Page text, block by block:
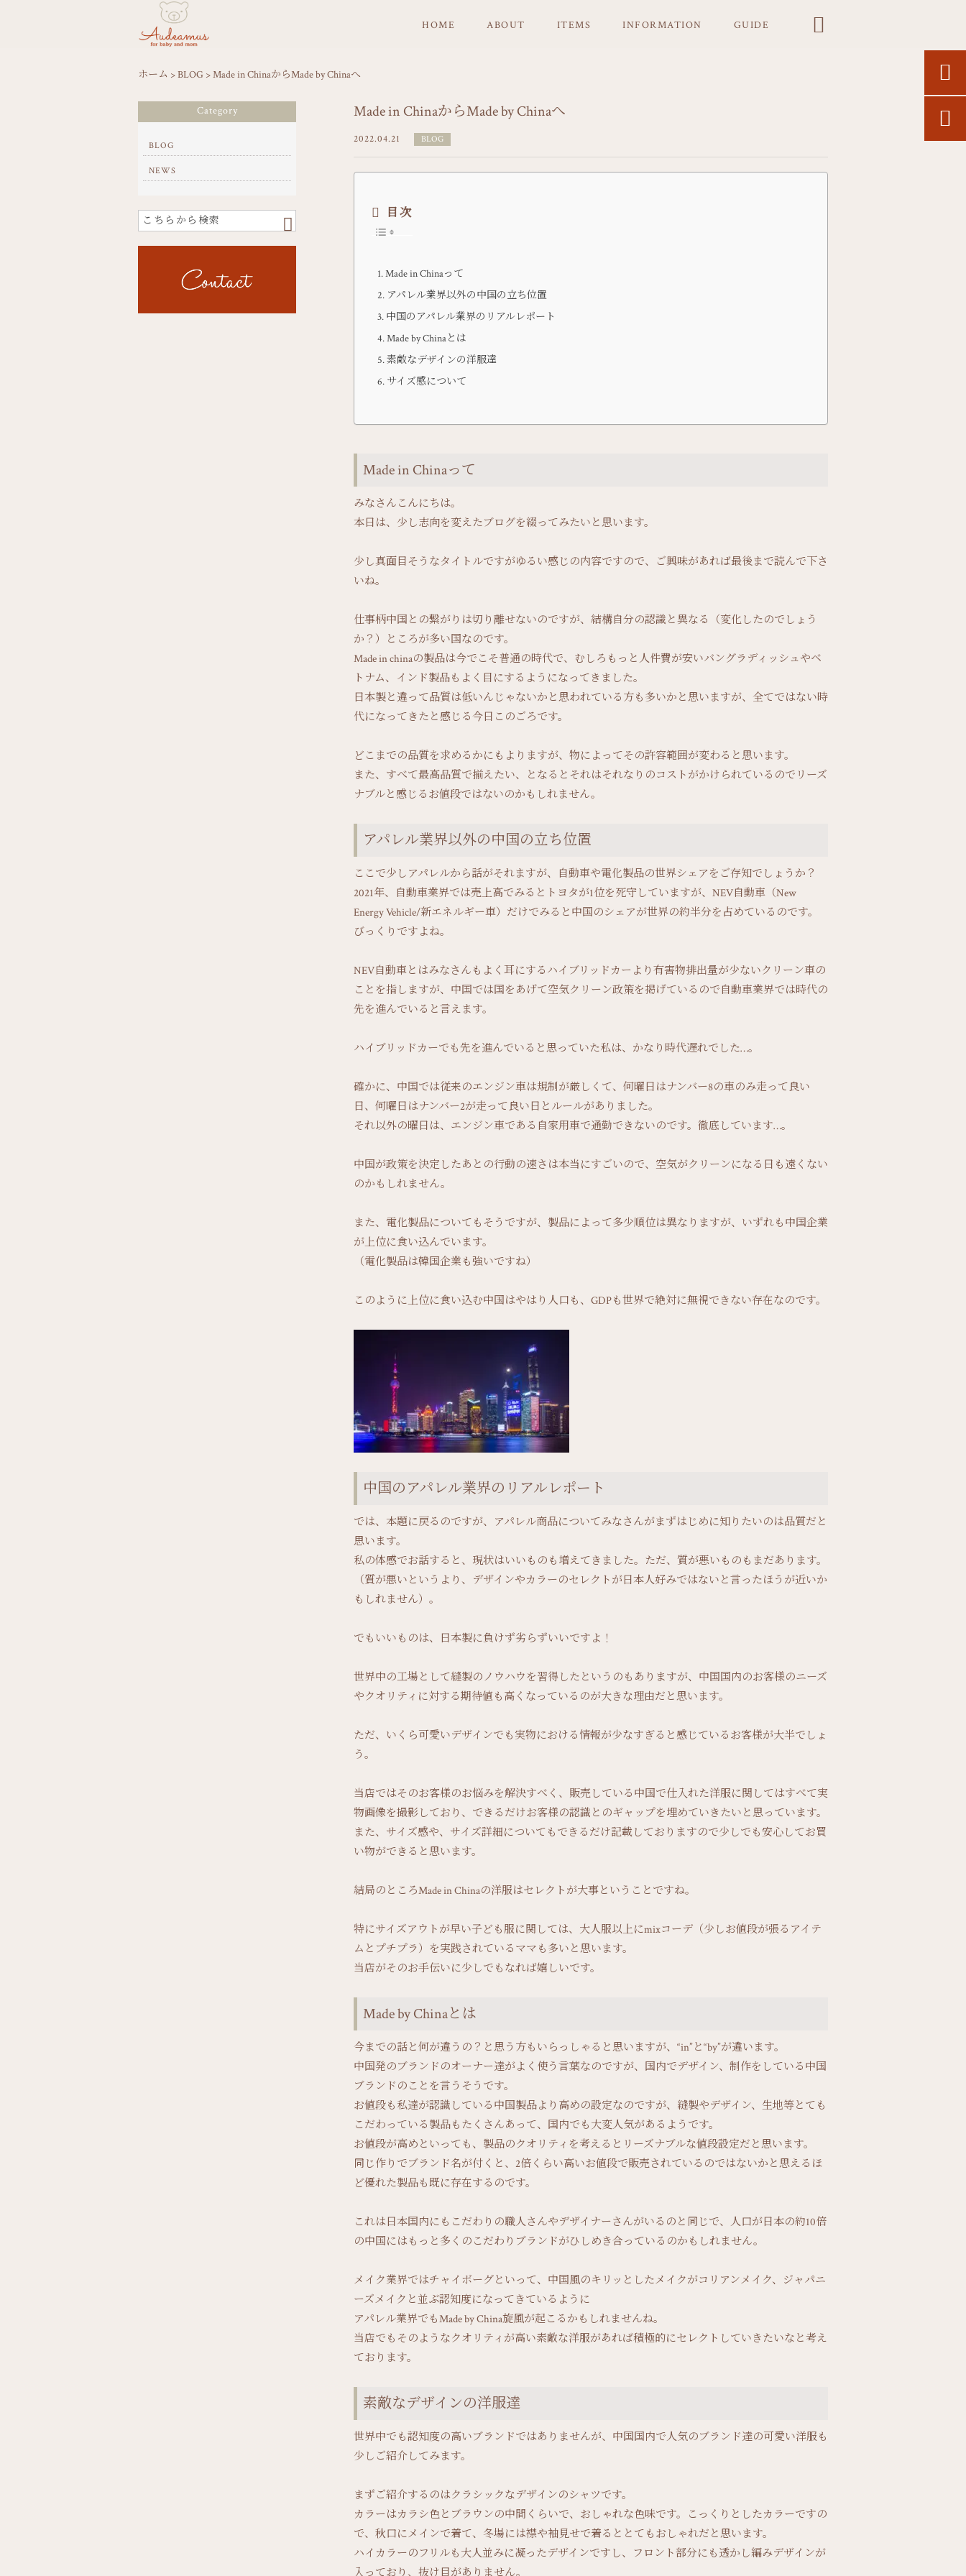
HOME ABOUT ITEMS INFORMATION GUIDE 
ホーム >BLOG >Made in ChinaからMade by Chinaへ
Made in ChinaからMade by Chinaへ
2022.04.21 BLOG
目次
Made in Chinaって
アパレル業界以外の中国の立ち位置
中国のアパレル業界のリアルレポート
Made by Chinaとは
素敵なデザインの洋服達
サイズ感について
Made in Chinaって
みなさんこんにちは。
本日は、少し志向を変えたブログを綴ってみたいと思います。
少し真面目そうなタイトルですがゆるい感じの内容ですので、ご興味があれば最後まで読んで下さ
いね。
仕事柄中国との繋がりは切り離せないのですが、結構自分の認識と異なる（変化したのでしょう
か？）ところが多い国なのです。
Made in chinaの製品は今でこそ普通の時代で、むしろもっと人件費が安いバングラディッシュやベ
トナム、インド製品もよく目にするようになってきました。
日本製と違って品質は低いんじゃないかと思われている方も多いかと思いますが、全てではない時
代になってきたと感じる今日このごろです。
どこまでの品質を求めるかにもよりますが、物によってその許容範囲が変わると思います。
また、すべて最高品質で揃えたい、となるとそれはそれなりのコストがかけられているのでリーズ
ナブルと感じるお値段ではないのかもしれません。
アパレル業界以外の中国の立ち位置
ここで少しアパレルから話がそれますが、自動車や電化製品の世界シェアをご存知でしょうか？
2021年、自動車業界では売上高でみるとトヨタが1位を死守していますが、NEV自動車（New
Energy Vehicle/新エネルギー車）だけでみると中国のシェアが世界の約半分を占めているのです。
びっくりですよね。
NEV自動車とはみなさんもよく耳にするハイブリッドカーより有害物排出量が少ないクリーン車の
ことを指しますが、中国では国をあげて空気クリーン政策を掲げているので自動車業界では時代の
先を進んでいると言えます。
ハイブリッドカーでも先を進んでいると思っていた私は、かなり時代遅れでした…。
確かに、中国では従来のエンジン車は規制が厳しくて、何曜日はナンバー8の車のみ走って良い
日、何曜日はナンバー2が走って良い日とルールがありました。
それ以外の曜日は、エンジン車である自家用車で通勤できないのです。徹底しています…。
中国が政策を決定したあとの行動の速さは本当にすごいので、空気がクリーンになる日も遠くない
のかもしれません。
また、電化製品についてもそうですが、製品によって多少順位は異なりますが、いずれも中国企業
が上位に食い込んでいます。
（電化製品は韓国企業も強いですね）
このように上位に食い込む中国はやはり人口も、GDPも世界で絶対に無視できない存在なのです。
中国のアパレル業界のリアルレポート
では、本題に戻るのですが、アパレル商品についてみなさんがまずはじめに知りたいのは品質だと
思います。
私の体感でお話すると、現状はいいものも増えてきました。ただ、質が悪いものもまだあります。
（質が悪いというより、デザインやカラーのセレクトが日本人好みではないと言ったほうが近いか
もしれません）。
でもいいものは、日本製に負けず劣らずいいですよ！
世界中の工場として縫製のノウハウを習得したというのもありますが、中国国内のお客様のニーズ
やクオリティに対する期待値も高くなっているのが大きな理由だと思います。
ただ、いくら可愛いデザインでも実物における情報が少なすぎると感じているお客様が大半でしょ
う。
当店ではそのお客様のお悩みを解決すべく、販売している中国で仕入れた洋服に関してはすべて実
物画像を撮影しており、できるだけお客様の認識とのギャップを埋めていきたいと思っています。
また、サイズ感や、サイズ詳細についてもできるだけ記載しておりますので少しでも安心してお買
い物ができると思います。
結局のところMade in Chinaの洋服はセレクトが大事ということですね。
特にサイズアウトが早い子ども服に関しては、大人服以上にmixコーデ（少しお値段が張るアイテ
ムとプチプラ）を実践されているママも多いと思います。
当店がそのお手伝いに少しでもなれば嬉しいです。
Made by Chinaとは
今までの話と何が違うの？と思う方もいらっしゃると思いますが、“in”と“by”が違います。
中国発のブランドのオーナー達がよく使う言葉なのですが、国内でデザイン、制作をしている中国
ブランドのことを言うそうです。
お値段も私達が認識している中国製品より高めの設定なのですが、縫製やデザイン、生地等とても
こだわっている製品もたくさんあって、国内でも大変人気があるようです。
お値段が高めといっても、製品のクオリティを考えるとリーズナブルな値段設定だと思います。
同じ作りでブランド名が付くと、2倍くらい高いお値段で販売されているのではないかと思えるほ
ど優れた製品も既に存在するのです。
これは日本国内にもこだわりの職人さんやデザイナーさんがいるのと同じで、人口が日本の約10倍
の中国にはもっと多くのこだわりブランドがひしめき合っているのかもしれません。
メイク業界ではチャイボーグといって、中国風のキリッとしたメイクがコリアンメイク、ジャパニ
ーズメイクと並ぶ認知度になってきているように
アパレル業界でもMade by China旋風が起こるかもしれませんね。
当店でもそのようなクオリティが高い素敵な洋服があれば積極的にセレクトしていきたいなと考え
ております。
素敵なデザインの洋服達
世界中でも認知度の高いブランドではありませんが、中国国内で人気のブランド達の可愛い洋服も
少しご紹介してみます。
まずご紹介するのはクラシックなデザインのシャツです。
カラーはカラシ色とブラウンの中間くらいで、おしゃれな色味です。こっくりとしたカラーですの
で、秋口にメインで着て、冬場には襟や袖見せで着るととてもおしゃれだと思います。
ハイカラーのフリルも大人並みに凝ったデザインですし、フロント部分にも透かし編みデザインが
入っており、抜け目がありません。
Category
BLOG
NEWS

